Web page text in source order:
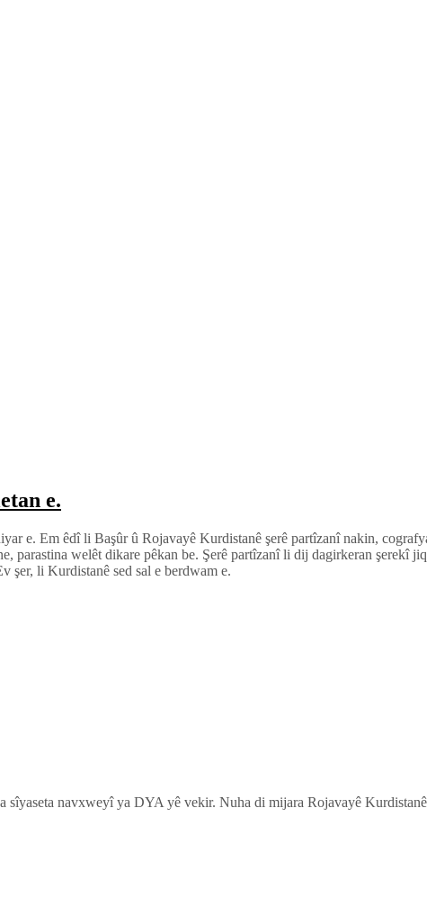
e.
e. Em êdî li Başûr û Rojavayê Kurdistanê şerê partîzanî nakin,
parastina welêt dikare pêkan be. Şerê partîzanî li dij dagirkeran şerekî
şer, li Kurdistanê sed sal e berdwam e.
sîyaseta navxweyî ya DYA yê vekir. Nuha di mijara Rojavayê